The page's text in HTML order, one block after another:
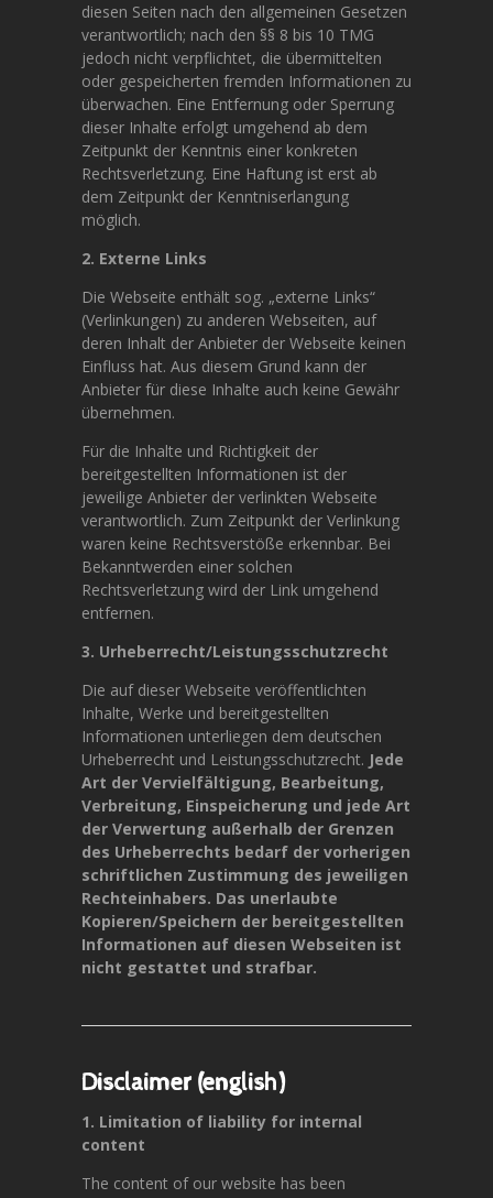
diesen Seiten nach den allgemeinen Gesetzen
verantwortlich; nach den §§ 8 bis 10 TMG
jedoch nicht verpflichtet, die übermittelten
oder gespeicherten fremden Informationen zu
überwachen. Eine Entfernung oder Sperrung
dieser Inhalte erfolgt umgehend ab dem
Zeitpunkt der Kenntnis einer konkreten
Rechtsverletzung. Eine Haftung ist erst ab
dem Zeitpunkt der Kenntniserlangung
möglich.
2. Externe Links
Die Webseite enthält sog. „externe Links“
(Verlinkungen) zu anderen Webseiten, auf
deren Inhalt der Anbieter der Webseite keinen
Einfluss hat. Aus diesem Grund kann der
Anbieter für diese Inhalte auch keine Gewähr
übernehmen.
Für die Inhalte und Richtigkeit der
bereitgestellten Informationen ist der
jeweilige Anbieter der verlinkten Webseite
verantwortlich. Zum Zeitpunkt der Verlinkung
waren keine Rechtsverstöße erkennbar. Bei
Bekanntwerden einer solchen
Rechtsverletzung wird der Link umgehend
entfernen.
3. Urheberrecht/Leistungsschutzrecht
Die auf dieser Webseite veröffentlichten
Inhalte, Werke und bereitgestellten
Informationen unterliegen dem deutschen
Urheberrecht und Leistungsschutzrecht. Jede
Art der Vervielfältigung, Bearbeitung,
Verbreitung, Einspeicherung und jede Art
der Verwertung außerhalb der Grenzen
des Urheberrechts bedarf der vorherigen
schriftlichen Zustimmung des jeweiligen
Rechteinhabers. Das unerlaubte
Kopieren/Speichern der bereitgestellten
Informationen auf diesen Webseiten ist
nicht gestattet und strafbar.
Disclaimer (english)
1. Limitation of liability for internal
content
The content of our website has been